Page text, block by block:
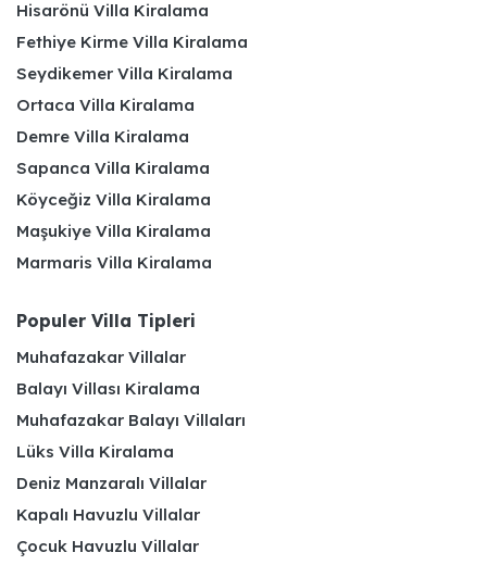
Hisarönü Villa Kiralama
Fethiye Kirme Villa Kiralama
Seydikemer Villa Kiralama
Ortaca Villa Kiralama
Demre Villa Kiralama
Sapanca Villa Kiralama
Köyceğiz Villa Kiralama
Maşukiye Villa Kiralama
Marmaris Villa Kiralama
Populer Villa Tipleri
Muhafazakar Villalar
Balayı Villası Kiralama
Muhafazakar Balayı Villaları
Lüks Villa Kiralama
Deniz Manzaralı Villalar
Kapalı Havuzlu Villalar
Çocuk Havuzlu Villalar